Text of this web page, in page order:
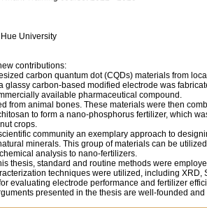
University
contributions:
carbon quantum dot (CQDs) materials from
glassy carbon-based modified electrode was
available pharmaceutical compound.
animal bones. These materials were then
to form a nano-phosphorus fertilizer, which
crops.
community an exemplary approach to
minerals. This group of materials can be
analysis to nano-fertilizers.
standard and routine methods were
techniques were utilized, including XRD,
evaluating electrode performance and fertilizer
presented in the thesis are well-founded and